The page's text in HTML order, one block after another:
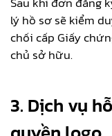
lý hồ sơ sẽ kiểm
chối cấp Giấy
chủ sở hữu.
3. Dịch vụ